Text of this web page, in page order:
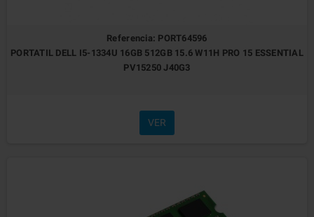
Referencia: PORT64596
PORTATIL DELL I5-1334U 16GB 512GB 15.6 W11H PRO 15 ESSENTIAL
PV15250 J40G3
VER